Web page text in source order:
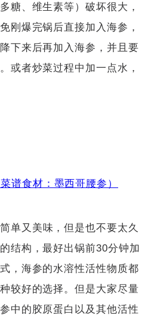
糖、维生素等）破坏很大，
刚爆完锅后直接加入海参，
下来后再加入海参，并且要
或者炒菜过程中加一点水，
谱食材：墨西哥腰参）
简单又美味，但是也不要太久
结构，最好出锅前30分钟加
，海参的水溶性活性物质都
较好的选择。但是大家尽量
中的胶原蛋白以及其他活性